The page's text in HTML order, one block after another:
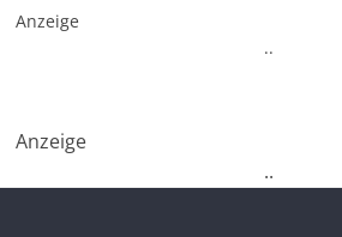
Anzeige
..
Anzeige
..